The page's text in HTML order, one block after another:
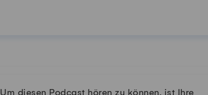
Um diesen Podcast hören zu können, ist Ihre